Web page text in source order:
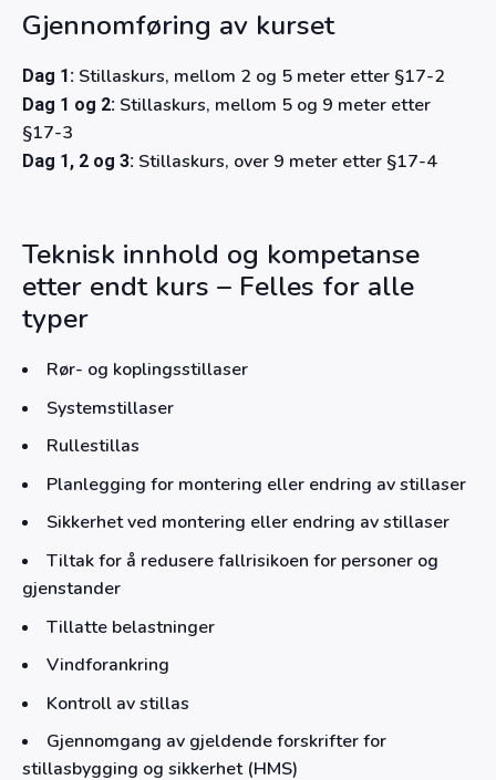
Gjennomføring av kurset
Dag 1: Stillaskurs, mellom 2 og 5 meter etter §17-2
Dag 1 og 2: Stillaskurs, mellom 5 og 9 meter etter
§17-3
Dag 1, 2 og 3: Stillaskurs, over 9 meter etter §17-4
Teknisk innhold og kompetanse
etter endt kurs – Felles for alle
typer
Rør- og koplingsstillaser
Systemstillaser
Rullestillas
Planlegging for montering eller endring av stillaser
Sikkerhet ved montering eller endring av stillaser
Tiltak for å redusere fallrisikoen for personer og
gjenstander
Tillatte belastninger
Vindforankring
Kontroll av stillas
Gjennomgang av gjeldende forskrifter for
stillasbygging og sikkerhet (HMS)